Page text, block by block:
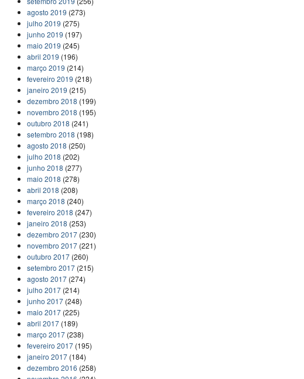
agosto 2019 (273)
julho 2019 (275)
junho 2019 (197)
maio 2019 (245)
abril 2019 (196)
março 2019 (214)
fevereiro 2019 (218)
janeiro 2019 (215)
dezembro 2018 (199)
novembro 2018 (195)
outubro 2018 (241)
setembro 2018 (198)
agosto 2018 (250)
julho 2018 (202)
junho 2018 (277)
maio 2018 (278)
abril 2018 (208)
março 2018 (240)
fevereiro 2018 (247)
janeiro 2018 (253)
dezembro 2017 (230)
novembro 2017 (221)
outubro 2017 (260)
setembro 2017 (215)
agosto 2017 (274)
julho 2017 (214)
junho 2017 (248)
maio 2017 (225)
abril 2017 (189)
março 2017 (238)
fevereiro 2017 (195)
janeiro 2017 (184)
dezembro 2016 (258)